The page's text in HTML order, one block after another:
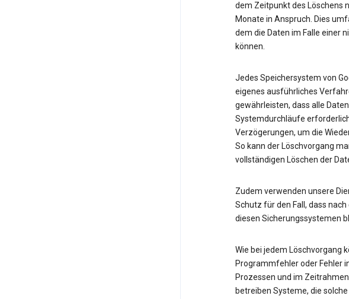
dem Zeitpunkt des Löschens
Monate in Anspruch. Dies
dem die Daten im Falle einer
können.
Jedes Speichersystem von
eigenes ausführliches
gewährleisten, dass alle
Systemdurchläufe
Verzögerungen, um die
So kann der Löschvorgang
vollständigen Löschen der
Zudem verwenden unsere
Schutz für den Fall, dass
diesen Sicherungssystemen
Wie bei jedem Löschvorgang
Programmfehler oder Fehler
Prozessen und im
betreiben Systeme, die